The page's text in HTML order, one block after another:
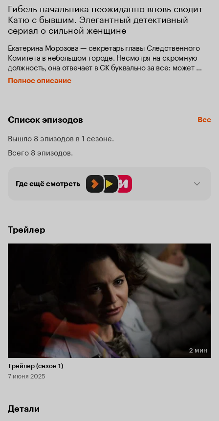
Гибель начальника неожиданно вновь сводит
Катю с бывшим. Элегантный детективный
сериал о сильной женщине
Екатерина Морозова — секретарь главы Следственного
Комитета в небольшом городе. Несмотря на скромную
должность, она отвечает в СК буквально за все: может
разобраться с любыми бумажками или сварить кофе,
а может, если нужно, вспомнить детали старого дела
ей нет равных. За 25 лет работы секретарем Катя
научилась сглаживать любые конфликты и с легкостью
решать любые проблемы. Любые, кроме своих…
Полное описание
Список эпизодов Все
Вышло 8 эпизодов в 1 сезоне
Всего 8 эпизодов
Где ещё смотреть
Трейлер
Длительность 2 мин
2 мин
Трейлер (сезон 1)
7 июня 2025
Детали